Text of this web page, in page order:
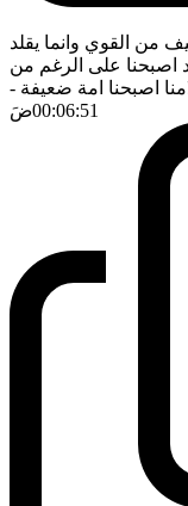
من القوي وانما يقلد
اصبحنا على الرغم من
اصبحنا امة ضعيفة -
00:06:51ضَ